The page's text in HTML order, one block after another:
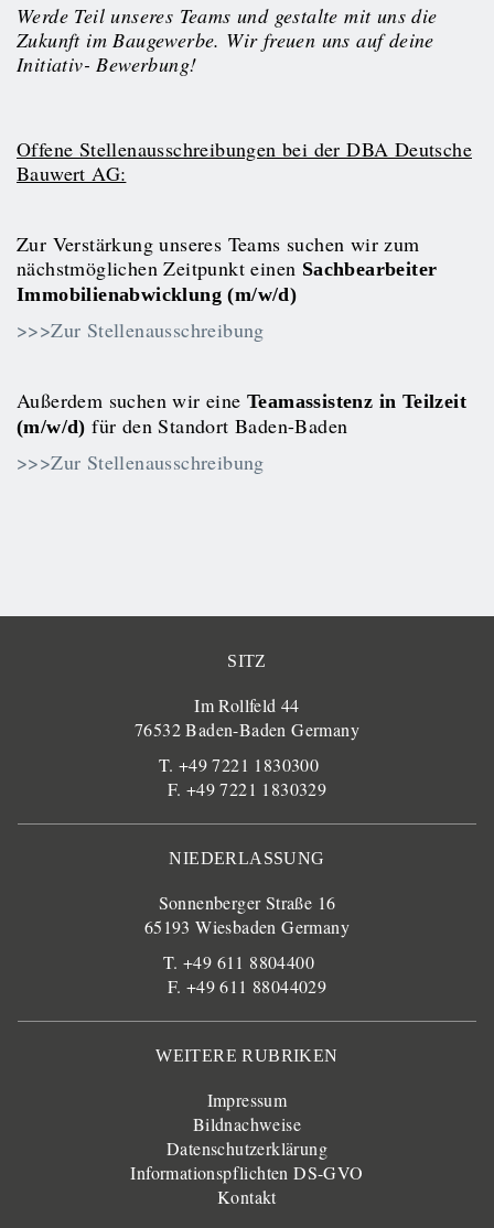
Werde Teil unseres Teams und gestalte mit uns die
Zukunft im Baugewerbe. Wir freuen uns auf deine
Initiativ- Bewerbung!
Offene Stellenausschreibungen bei der DBA Deutsche
Bauwert AG:
Zur Verstärkung unseres Teams suchen wir zum
nächstmöglichen Zeitpunkt einen Sachbearbeiter
Immobilienabwicklung (m/w/d)
>>>Zur Stellenausschreibung
Außerdem suchen wir eine Teamassistenz in Teilzeit
(m/w/d) für den Standort Baden-Baden
>>>Zur Stellenausschreibung
SITZ
Im Rollfeld 44
76532 Baden-Baden Germany
T. +49 7221 1830300
F. +49 7221 1830329
NIEDERLASSUNG
Sonnenberger Straße 16
65193 Wiesbaden Germany
T. +49 611 8804400
F. +49 611 88044029
WEITERE RUBRIKEN
Impressum
Bildnachweise
Datenschutzerklärung
Informationspflichten DS-GVO
Kontakt